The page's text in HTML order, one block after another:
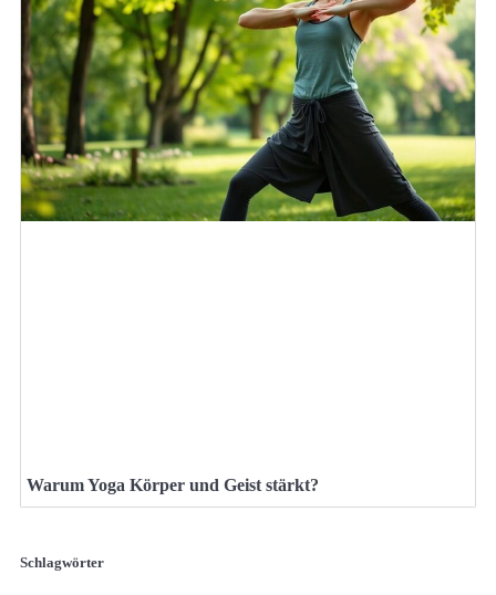
Warum Yoga Körper und Geist stärkt?
Schlagwörter